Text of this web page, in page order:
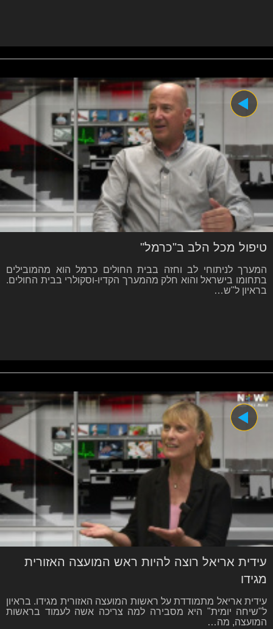
טיפול מכל הלב ב"כרמל"
המערך לניתוחי לב וחזה בבית החולים כרמל הוא מהמובילים
בתחומו בישראל והוא חלק מהמערך הקדיו-וסקולרי בבית החולים.
בראיון ל"ש…
עידית אריאל רוצה להיות ראש המועצה האזורית
מגידו
עידית אריאל מתמודדת על ראשות המועצה האזורית מגידו. בראיון
ל"שיחה יומית" היא מסבירה למה צריכה אשה לעמוד בראשות
המועצה, מה…